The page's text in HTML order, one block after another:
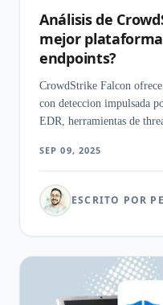
Análisis de
mejor
endpoints?
CrowdStrike Falcon
con deteccion impulsada
EDR, herramientas de
SEP 09, 2025
ESCRITO POR